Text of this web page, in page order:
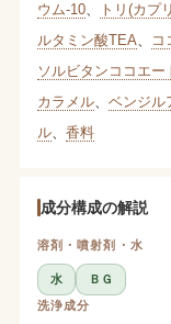
ウム-10、 トリ(カプ
ルタミン酸TEA
コ
ソルビタンココエー
カラメル、 ベンジル
ル、 香料
成分構成の解説
溶剤・噴射剤・水
水
ＢＧ
洗浄成分